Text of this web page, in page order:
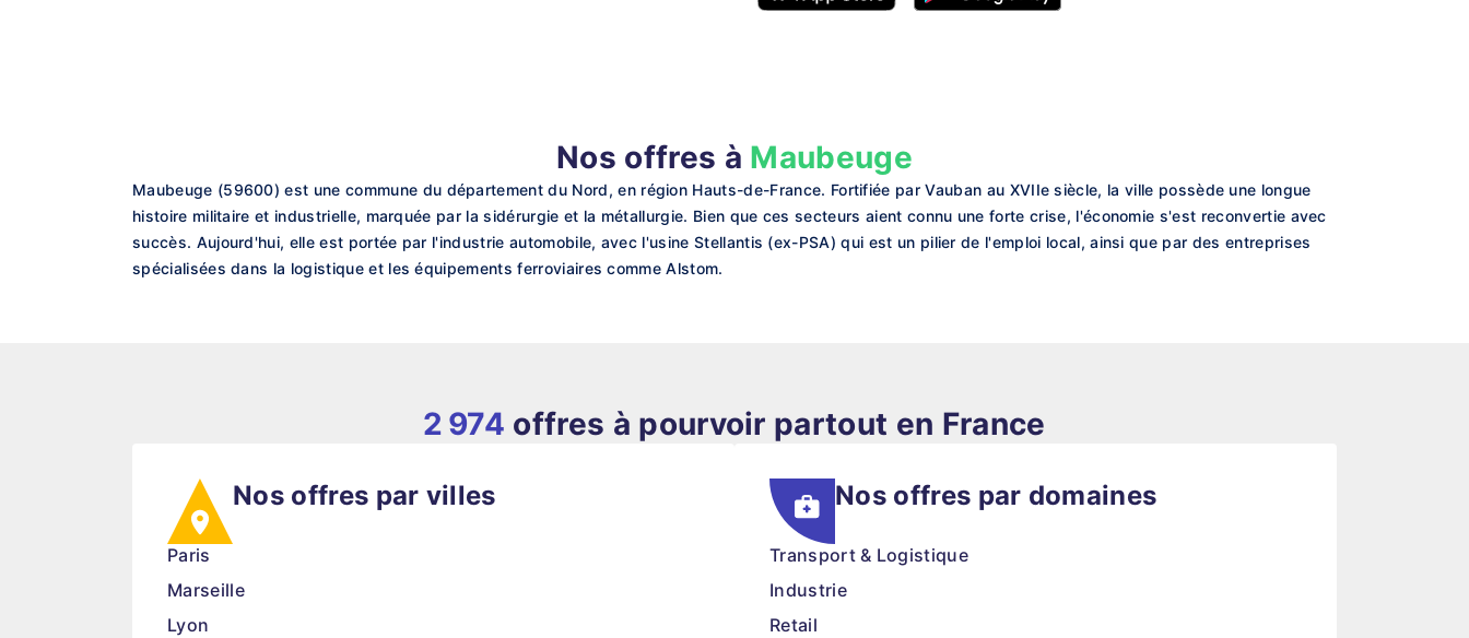
Nos offres à Maubeuge
Maubeuge (59600) est une commune du département du Nord, en région Hauts-de-France. Fortifiée par Vauban au XVIIe siècle, la ville possède une longue
histoire militaire et industrielle, marquée par la sidérurgie et la métallurgie. Bien que ces secteurs aient connu une forte crise, l'économie s'est reconvertie avec
succès. Aujourd'hui, elle est portée par l'industrie automobile, avec l'usine Stellantis (ex-PSA) qui est un pilier de l'emploi local, ainsi que par des entreprises
spécialisées dans la logistique et les équipements ferroviaires comme Alstom.
2 974 offres à pourvoir partout en France
Nos offres par villes
Paris
Marseille
Lyon
Nos offres par domaines
Transport & Logistique
Industrie
Retail